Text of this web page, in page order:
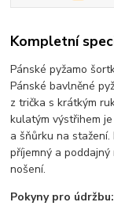
Kompletní
Pánské pyžamo
Pánské bavlněné
z trička s krátkým
kulatým výstřihem
a šňůrku na
příjemný a
nošení.
Pokyny pro údržbu: